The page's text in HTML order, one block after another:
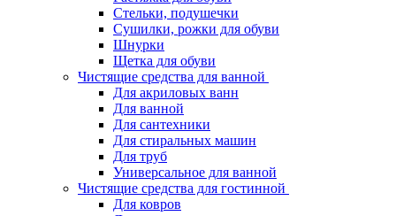
Стельки, подушечки
Сушилки, рожки для обуви
Шнурки
Щетка для обуви
Чистящие средства для ванной
Для акриловых ванн
Для ванной
Для сантехники
Для стиральных машин
Для труб
Универсальное для ванной
Чистящие средства для гостинной
Для ковров